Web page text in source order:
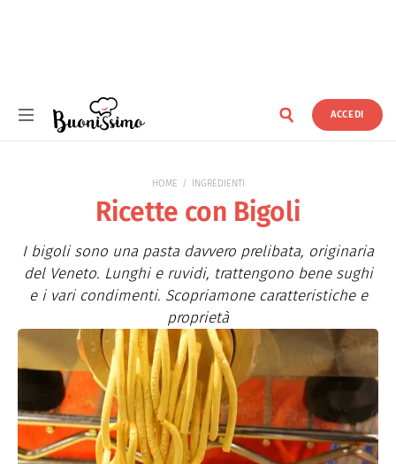
ACCEDI
HOME INGREDIENTI
Ricette con Bigoli
I bigoli sono una pasta davvero prelibata, originaria
del Veneto. Lunghi e ruvidi, trattengono bene sughi
e i vari condimenti. Scopriamone caratteristiche e
proprietà